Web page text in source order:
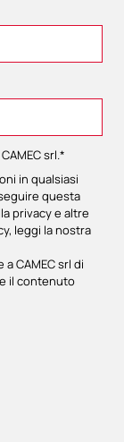
srl.*
in qualsiasi
questa
privacy e altre
leggi la nostra
CAMEC srl di
il contenuto